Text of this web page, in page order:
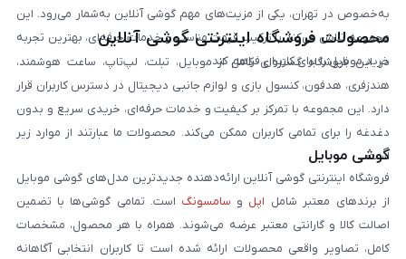
به‌خصوص در تهران، یکی از مزیت‌های مهم گوشی آنلاین به‌شمار می‌رود. این
مجموعه تلاش می‌کند با ترکیب قیمت مناسب و خدمات حرفه‌ای، بهترین تجربه
خرید موبایل را برای کاربران فراهم کند.
محصولات فروشگاه اینترنتی گوشی آنلاین
در این فروشگاه گستره‌ای کامل از موبایل، تبلت، لپ‌تاپ، ساعت هوشمند،
هندزفری، هدفون، کنسول بازی و لوازم جانبی دیجیتال در دسترس کاربران قرار
دارد. این مجموعه با تمرکز بر کیفیت و خدمات حرفه‌ای، خریدی سریع و بدون
دغدغه را برای تمامی کاربران ممکن می‌کند. محصولات ما عبارتند از موارد زیر
است:
گوشی موبایل
فروشگاه اینترنتی گوشی آنلاین ارائه‌دهنده جدیدترین مدل‌های گوشی موبایل
از برندهای معتبر شامل اپل و سامسونگ است. تمامی گوشی‌ها با تضمین
اصالت کالا و گارانتی معتبر عرضه می‌شوند. همراه با هر محصول، مشخصات
کامل، تصاویر واقعی محصولات ارائه شده است تا کاربران انتخابی آگاهانه